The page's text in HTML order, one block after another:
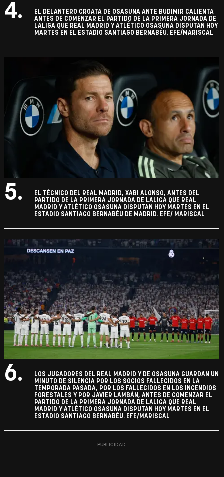
4.
EL DELANTERO CROATA DE OSASUNA ANTE BUDIMIR CALIENTA
ANTES DE COMENZAR EL PARTIDO DE LA PRIMERA JORNADA DE
LALIGA QUE REAL MADRID Y ATLÉTICO OSASUNA DISPUTAN HOY
MARTES EN EL ESTADIO SANTIAGO BERNABÉU. EFE/MARISCAL
5.
EL TÉCNICO DEL REAL MADRID, XABI ALONSO, ANTES DEL
PARTIDO DE LA PRIMERA JORNADA DE LALIGA QUE REAL
MADRID Y ATLÉTICO OSASUNA DISPUTAN HOY MARTES EN EL
ESTADIO SANTIAGO BERNABÉU DE MADRID. EFE/ MARISCAL
6.
LOS JUGADORES DEL REAL MADRID Y DE OSASUNA GUARDAN UN
MINUTO DE SILENCIA POR LOS SOCIOS FALLECIDOS EN LA
TEMPORADA PASADA, POR LOS FALLECIDOS EN LOS INCENDIOS
FORESTALES Y POR JAVIER LAMBÁN, ANTES DE COMENZAR EL
PARTIDO DE LA PRIMERA JORNADA DE LALIGA QUE REAL
MADRID Y ATLÉTICO OSASUNA DISPUTAN HOY MARTES EN EL
ESTADIO SANTIAGO BERNABÉU. EFE/MARISCAL